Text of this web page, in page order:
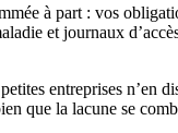
à part : vos
et journaux
entreprises n’en
que la lacune se